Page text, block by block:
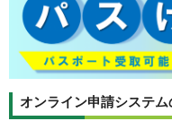
オンライン申請システ